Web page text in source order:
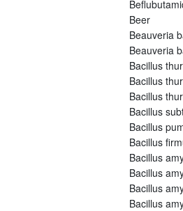
Beer
Beauveria
Beauveria
Bacillus
Bacillus
Bacillus
Bacillus
Bacillus
Bacillus
Bacillus
Bacillus
Bacillus
Bacillus